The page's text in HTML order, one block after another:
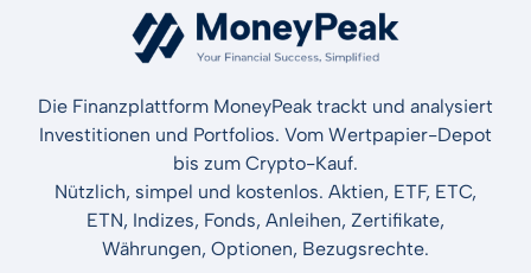
Die Finanzplattform MoneyPeak trackt und analysiert
Investitionen und Portfolios. Vom Wertpapier-Depot
bis zum Crypto-Kauf.
Nützlich, simpel und kostenlos. Aktien, ETF, ETC,
ETN, Indizes, Fonds, Anleihen, Zertifikate,
Währungen, Optionen, Bezugsrechte.